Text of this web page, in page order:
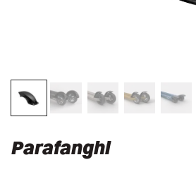
Parafanghi